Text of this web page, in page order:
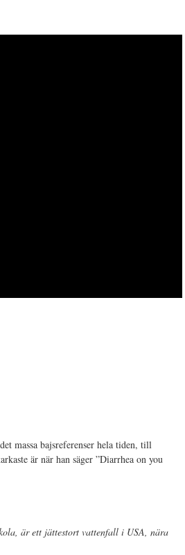
massa bajsreferenser hela tiden, till
är när han säger ”Diarrhea on you
är ett jättestort vattenfall i USA, nära